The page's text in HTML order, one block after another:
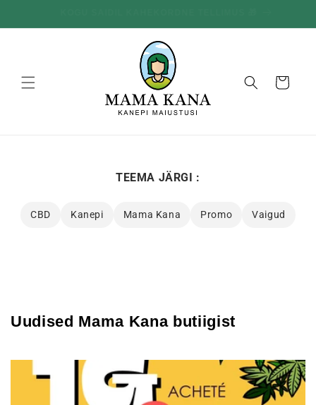
sisu
Korv
TEEMA JÄRGI :
CBD Kanepi Mama Kana Promo Vaigud
Uudised Mama Kana butiigist